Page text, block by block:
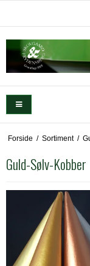
Forside / Sortiment /
Guld-Sølv-Kobber